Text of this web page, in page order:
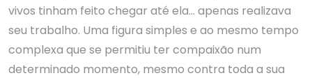
vivos tinham feito chegar até ela… apenas realizava
seu trabalho. Uma figura simples e ao mesmo tempo
complexa que se permitiu ter compaixão num
determinado momento, mesmo contra toda a sua